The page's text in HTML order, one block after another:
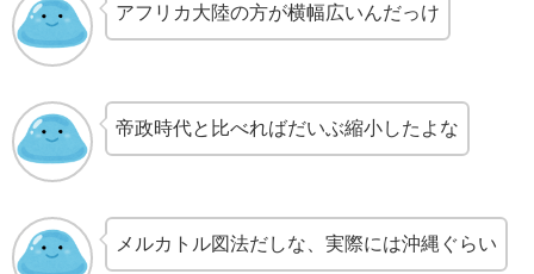
アフリカ大陸の方が横幅広いんだっけ
帝政時代と比べればだいぶ縮小したよな
メルカトル図法だしな、実際には沖縄ぐらい